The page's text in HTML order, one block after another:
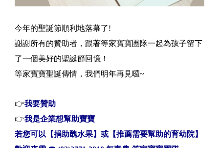
今年的聖誕節順利地落幕了!
謝謝所有的贊助者，跟著等家寶寶團隊一起為孩子留下
了一個美好的聖誕節回憶！
等家寶寶聖誕傳情，我們明年再見囉~
👉我要贊助
👉我是企業想幫助寶寶
若您可以【捐助醜水果】或【推薦需要幫助的育幼院】